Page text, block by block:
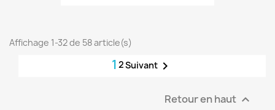
Affichage 1-32 de 58 article(s)
1 2Suivant 
Retour en haut 